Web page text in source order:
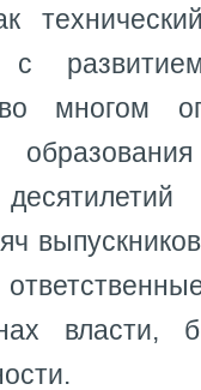
с
многом
власти,